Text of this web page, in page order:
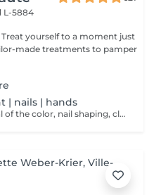
L-5884
| nails | hands
Include: Dry manicure: removal of the color, nail shaping, cleaning of the cuticle and to finish a massage of the hands at the end of the dry manicure and possibly cover them with a strengthening varnish at the end.